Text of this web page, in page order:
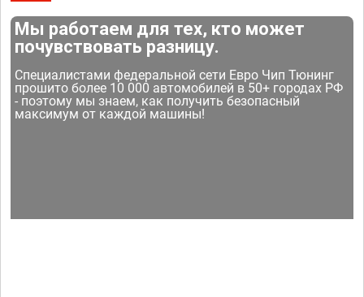
Мы работаем для тех, кто может
почувствовать разницу.
Специалистами федеральной сети Евро Чип Тюнинг
прошито более 10 000 автомобилей в 50+ городах РФ
- поэтому мы знаем, как получить безопасный
максимум от каждой машины!